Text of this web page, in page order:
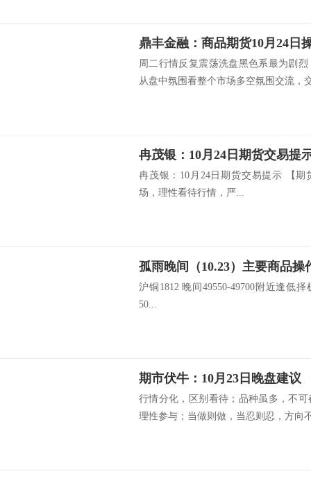
鼎丰金融：商品期货10月24日
周二行情反复震荡洗盘黑色系最为剧
从盘中氛围看整个市场多空氛围交流，
冉茂银：10月24日期货交易提
冉茂银：10月24日期货交易提示 【
场，理性看待行情，严...
孤雨晚间（10.23）主要商品操
沪铜1812 晚间49550-49700附近逢低
50...
期市伏牛：10月23日晚盘建议
行情分化，区别看待；品种虽多，不
理性参与；当做则做，当忍则忍，方向